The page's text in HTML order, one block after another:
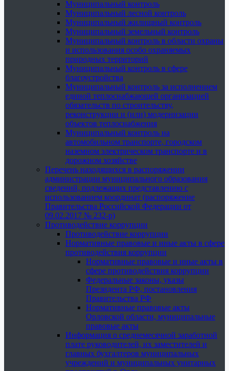
Муниципальный контроль
Муниципальный лесной контроль
Муниципальный жилищный контроль
Муниципальный земельный контроль
Муниципальный контроль в области охраны
и использования особо охраняемых
природных территорий
Муниципальный контроль в сфере
благоустройства
Муниципальный контроль за исполнением
единой теплоснабжающей организацией
обязательств по строительству,
реконструкции и (или) модернизации
объектов теплоснабжения
Муниципальный контроль на
автомобильном транспорте, городском
наземном электрическом транспорте и в
дорожном хозяйстве
Перечень находящихся в распоряжении
администрации муниципального образования
сведений, подлежащих представлению с
использованием координат (распоряжение
Правительства Российской Федерации от
09.02.2017 № 232-р)
Противодействие коррупции
Противодействие коррупции
Нормативные правовые и иные акты в сфере
противодействия коррупции
Нормативные правовые и иные акты в
сфере противодействия коррупции
Федеральные законы, указы
Президента РФ, постановления
Правительства РФ
Нормативные правовые акты
Орловской области, муниципальные
правовые акты
Информация о среднемесячной заработной
плате руководителей, их заместителей и
главных бухгалтеров муниципальных
учреждений и муниципальных унитарных